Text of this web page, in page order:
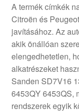
Kifizetések
Panasz
Panaszkezelési
Pénztár
A termék címkék
Citroën és
javításához. Az
akik önállóan
elengedhetetlen,
alkatrészeket
Sanden SD7V16
6453QY 6453QS,
rendszerek egyik